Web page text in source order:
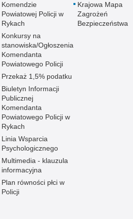
Komendzie
Powiatowej Policji w
Rykach
Konkursy na
stanowiska/Ogłoszenia
Komendanta
Powiatowego Policji
Przekaż 1,5% podatku
Biuletyn Informacji
Publicznej
Komendanta
Powiatowego Policji w
Rykach
Linia Wsparcia
Psychologicznego
Multimedia - klauzula
informacyjna
Plan równości płci w
Policji
Krajowa Mapa
Zagrożeń
Bezpieczeństwa